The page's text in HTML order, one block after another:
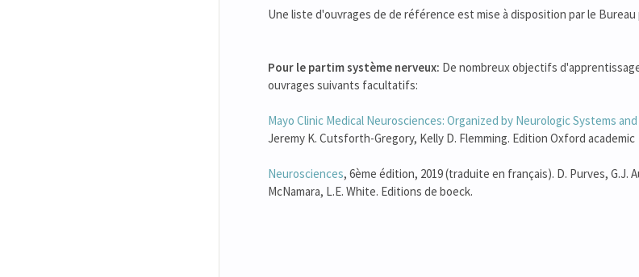
Une liste d'ouvrages de de référence est mise à disposition par le Bureau
Pour le partim système nerveux: De nombreux objectifs
ouvrages suivants facultatifs:
Mayo Clinic Medical Neurosciences: Organized by Neurologic Systems
Jeremy K. Cutsforth-Gregory, Kelly D. Flemming. Edition Oxford academic
Neurosciences, 6ème édition, 2019 (traduite en français). D. Purves, G.J.
McNamara, L.E. White. Editions de boeck.